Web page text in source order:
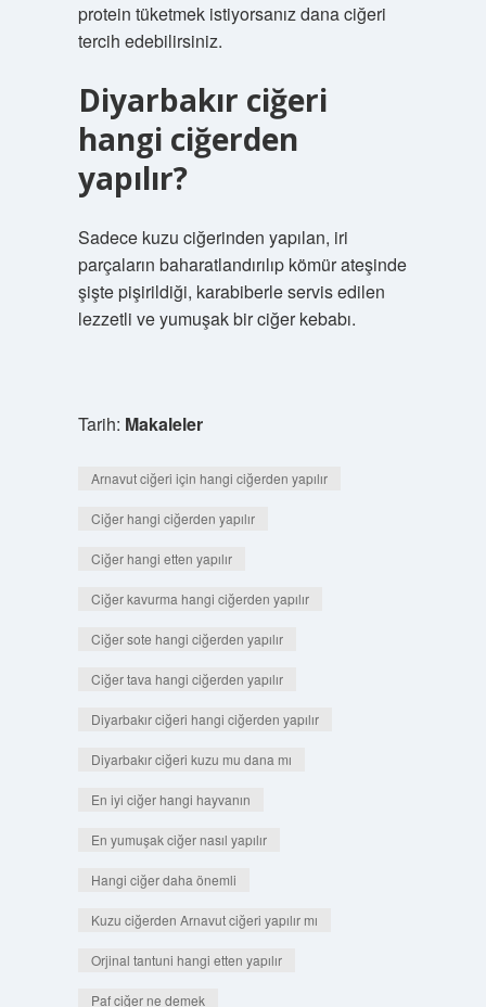
protein tüketmek istiyorsanız dana ciğeri
tercih edebilirsiniz.
Diyarbakır ciğeri
hangi ciğerden
yapılır?
Sadece kuzu ciğerinden yapılan, iri
parçaların baharatlandırılıp kömür ateşinde
şişte pişirildiği, karabiberle servis edilen
lezzetli ve yumuşak bir ciğer kebabı.
Tarih: Makaleler
Arnavut ciğeri için hangi ciğerden yapılır
Ciğer hangi ciğerden yapılır
Ciğer hangi etten yapılır
Ciğer kavurma hangi ciğerden yapılır
Ciğer sote hangi ciğerden yapılır
Ciğer tava hangi ciğerden yapılır
Diyarbakır ciğeri hangi ciğerden yapılır
Diyarbakır ciğeri kuzu mu dana mı
En iyi ciğer hangi hayvanın
En yumuşak ciğer nasıl yapılır
Hangi ciğer daha önemli
Kuzu ciğerden Arnavut ciğeri yapılır mı
Orjinal tantuni hangi etten yapılır
Paf ciğer ne demek